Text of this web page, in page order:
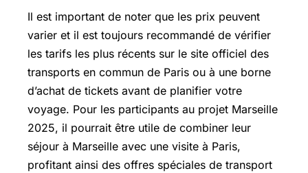
Il est important de noter que les prix peuvent
varier et il est toujours recommandé de vérifier
les tarifs les plus récents sur le site officiel des
transports en commun de Paris ou à une borne
d’achat de tickets avant de planifier votre
voyage. Pour les participants au projet Marseille
2025, il pourrait être utile de combiner leur
séjour à Marseille avec une visite à Paris,
profitant ainsi des offres spéciales de transport